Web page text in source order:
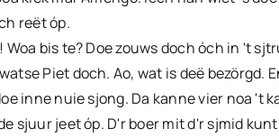
reët óp.
Woa bis te? Doe zouws doch óch in 't
Piet doch. Ao, wat is deë bezörgd.
inne nuie sjong. Da kanne vier noa 't
sjuur jeet óp. D'r boer mit d'r sjmid